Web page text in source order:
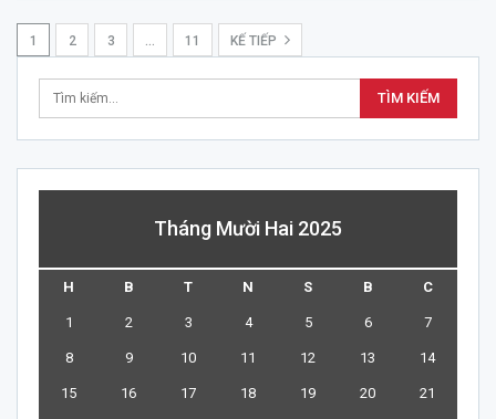
1 2 3 … 11 KẾ TIẾP
Tháng Mười Hai 2025
H B T N S B C
1 2 3 4 5 6 7
8 9 10 11 12 13 14
15 16 17 18 19 20 21